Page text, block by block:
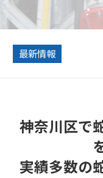
最新情報
神奈川区で
実績多数の